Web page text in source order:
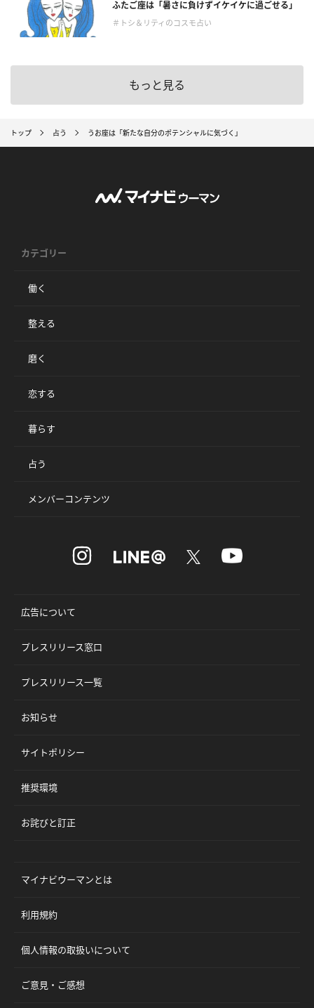
ふたご座は「暑さに負けずイケイケに過ごせる」
＃トシ＆リティのコスモ占い
もっと見る
トップ 占う うお座は「新たな自分のポテンシャルに気づく」
カテゴリー
働く
整える
磨く
恋する
暮らす
占う
メンバーコンテンツ
広告について
プレスリリース窓口
プレスリリース一覧
お知らせ
サイトポリシー
推奨環境
お詫びと訂正
マイナビウーマンとは
利用規約
個人情報の取扱いについて
ご意見・ご感想